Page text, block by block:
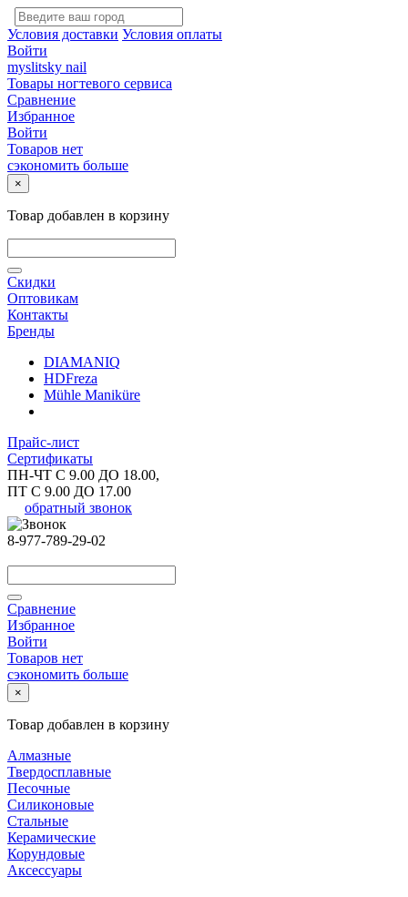
Условия доставки Условия оплаты
Войти
myslitsky nail
Товары ногтевого сервиса
Сравнение
Избранное
Войти
Товаров нет
сэкономить больше
×
Товар добавлен в корзину
Скидки
Оптовикам
Контакты
Бренды
DIAMANIQ
HDFreza
Mühle Maniküre
Прайс-лист
Сертификаты
ПН-ЧТ С 9.00 ДО 18.00,
ПТ С 9.00 ДО 17.00
обратный звонок
8-977-789-29-02
Сравнение
Избранное
Войти
Товаров нет
сэкономить больше
×
Товар добавлен в корзину
Алмазные
Твердосплавные
Песочные
Силиконовые
Стальные
Керамические
Корундовые
Аксессуары